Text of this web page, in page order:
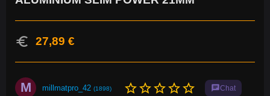
euro 27,89 €
M millmatpro_42 (1898) star_borderstar_borderstar_borderstar_borderstar_border chatChat